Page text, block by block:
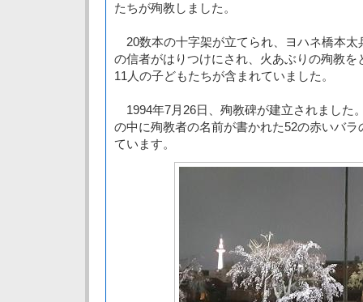
たちが殉教しました。
20数本の十字架が立てられ、ヨハネ橋本太
の信者がはりつけにされ、火あぶりの殉教を
11人の子どもたちが含まれていました。
1994年7月26日、殉教碑が建立されました
の中に殉教者の名前が書かれた52の赤いバ
ています。